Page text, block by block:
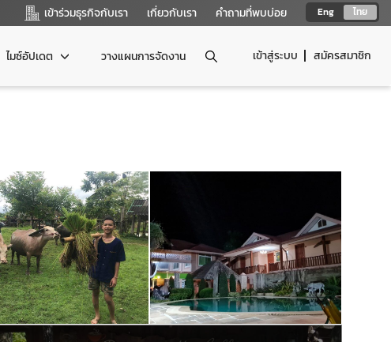
Eng ไทย
เข้าร่วมธุรกิจกับเรา เกี่ยวกับเรา คำถามที่พบบ่อย
เข้าสู่ระบบ สมัครสมาชิก
ไมซ์อัปเดต วางแผนการจัดงาน